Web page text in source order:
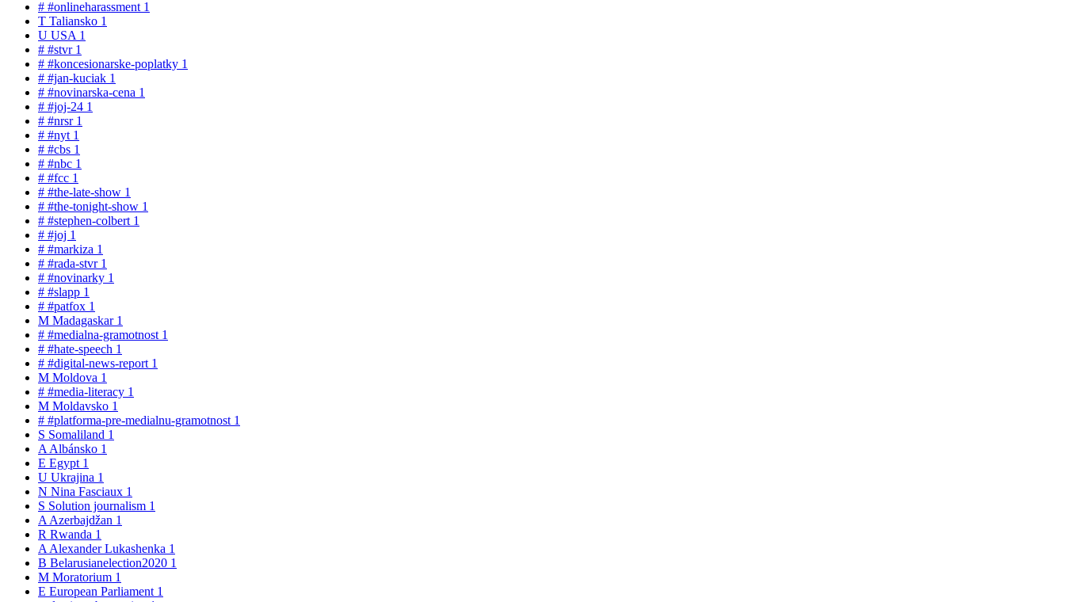
# #onlineharassment 1
T Taliansko 1
U USA 1
# #stvr 1
# #koncesionarske-poplatky 1
# #jan-kuciak 1
# #novinarska-cena 1
# #joj-24 1
# #nrsr 1
# #nyt 1
# #cbs 1
# #nbc 1
# #fcc 1
# #the-late-show 1
# #the-tonight-show 1
# #stephen-colbert 1
# #joj 1
# #markiza 1
# #rada-stvr 1
# #novinarky 1
# #slapp 1
# #patfox 1
M Madagaskar 1
# #medialna-gramotnost 1
# #hate-speech 1
# #digital-news-report 1
M Moldova 1
# #media-literacy 1
M Moldavsko 1
# #platforma-pre-medialnu-gramotnost 1
S Somaliland 1
A Albánsko 1
E Egypt 1
U Ukrajina 1
N Nina Fasciaux 1
S Solution journalism 1
A Azerbajdžan 1
R Rwanda 1
A Alexander Lukashenka 1
B Belarusianelection2020 1
M Moratorium 1
E European Parliament 1